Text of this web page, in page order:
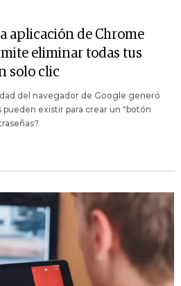
aplicación de Chrome
eliminar todas tus
solo clic
del navegador de Google generó
existir para crear un "botón